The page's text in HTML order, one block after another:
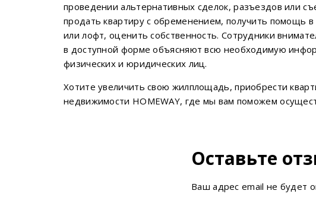
проведении альтернативных сделок, разъездов или
продать квартиру с обременением, получить помощь
или лофт, оценить собственность. Сотрудники
в доступной форме объясняют всю необходимую
физических и юридических лиц.
Хотите увеличить свою жилплощадь, приобрести
недвижимости HOMEWAY, где мы вам поможем
Оставьте
Ваш адрес email не будет